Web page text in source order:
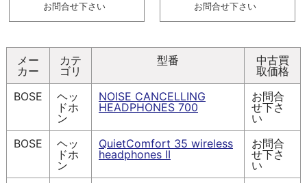
お問合せ下さい
お問合せ下さい
メー
カー
カテ
ゴリ
型番
中古買
取価格
BOSE
ヘッ
ドホ
ン
NOISE CANCELLING
HEADPHONES 700
お問合
せ下さ
い
BOSE
ヘッ
ドホ
ン
QuietComfort 35 wireless
headphones II
お問合
せ下さ
い